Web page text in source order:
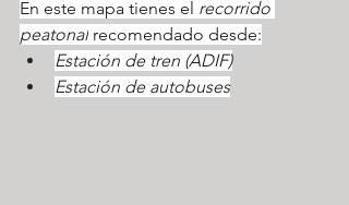
En este mapa tienes el recorrido
peatonal recomendado desde:
Estación de tren (ADIF)
Estación de autobuses